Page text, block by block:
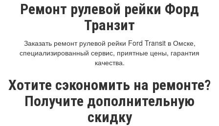
Ремонт рулевой рейки Форд
Транзит
Заказать ремонт рулевой рейки Ford Transit в Омске,
специализированный сервис, приятные цены, гарантия
качества.
Хотите сэкономить на ремонте?
Получите дополнительную
скидку